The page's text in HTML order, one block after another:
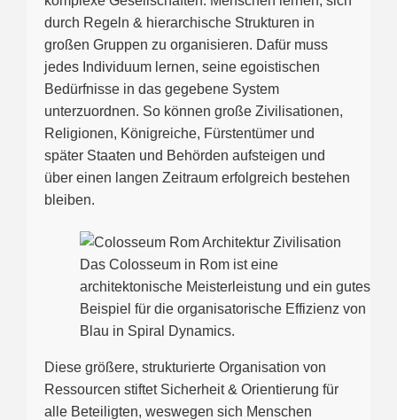
durch Regeln & hierarchische Strukturen in
großen Gruppen zu organisieren. Dafür muss
jedes Individuum lernen, seine egoistischen
Bedürfnisse in das gegebene System
unterzuordnen. So können große Zivilisationen,
Religionen, Königreiche, Fürstentümer und
später Staaten und Behörden aufsteigen und
über einen langen Zeitraum erfolgreich bestehen
bleiben.
Das Colosseum in Rom ist eine
architektonische Meisterleistung und ein gutes
Beispiel für die organisatorische Effizienz von
Blau in Spiral Dynamics.
Diese größere, strukturierte Organisation von
Ressourcen stiftet Sicherheit & Orientierung für
alle Beteiligten, weswegen sich Menschen